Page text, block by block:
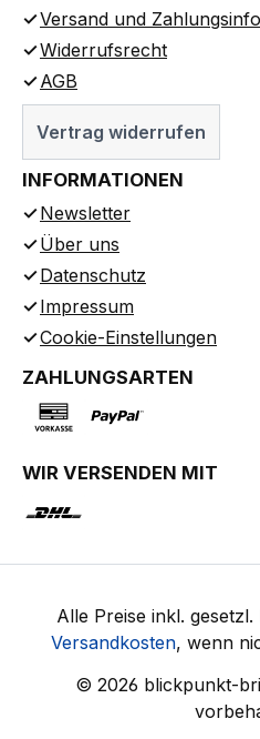
Versand und
Widerrufsrecht
AGB
Vertrag widerrufen
INFORMATIONEN
Newsletter
Über uns
Datenschutz
Impressum
Cookie-Einstellungen
ZAHLUNGSARTEN
WIR VERSENDEN MIT
Alle Preise inkl.
Versandkosten, wenn
© 2026 blickpunkt-